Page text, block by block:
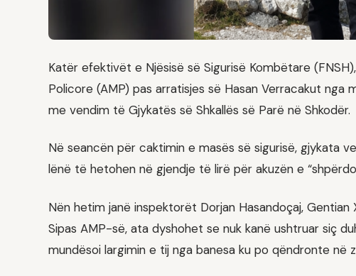
Katër efektivët e Njësisë së Sigurisë Kombëtare
Policore (AMP) pas arratisjes së Hasan Verracakut nga
me vendim të Gjykatës së Shkallës së Parë në Shkodër.
Në seancën për caktimin e masës së sigurisë, gjykata
lënë të hetohen në gjendje të lirë për akuzën e
Nën hetim janë inspektorët Dorjan Hasandoçaj, Gentian
Sipas AMP-së, ata dyshohet se nuk kanë ushtruar siç
mundësoi largimin e tij nga banesa ku po qëndronte në